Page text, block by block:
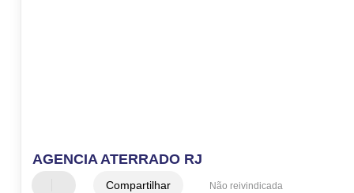
AGENCIA ATERRADO RJ
Compartilhar Não reivindicada